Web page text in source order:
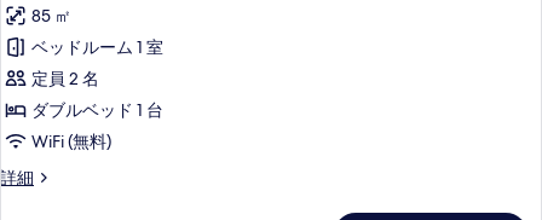
Bed
2
Adults
+
1
Child)
の
ー
ビ
ュ
ー
(Extra
Bed
2
+
ア
ス
イ
ー
ト
テ
85 ㎡
ベッドルーム 1 室
定員 2 名
ダブルベッド 1 台
WiFi (無料)
詳細
ジ